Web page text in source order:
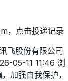
，点击投递记录
飞股份有限公司
05-11 11:46 浏
加强自我保护，